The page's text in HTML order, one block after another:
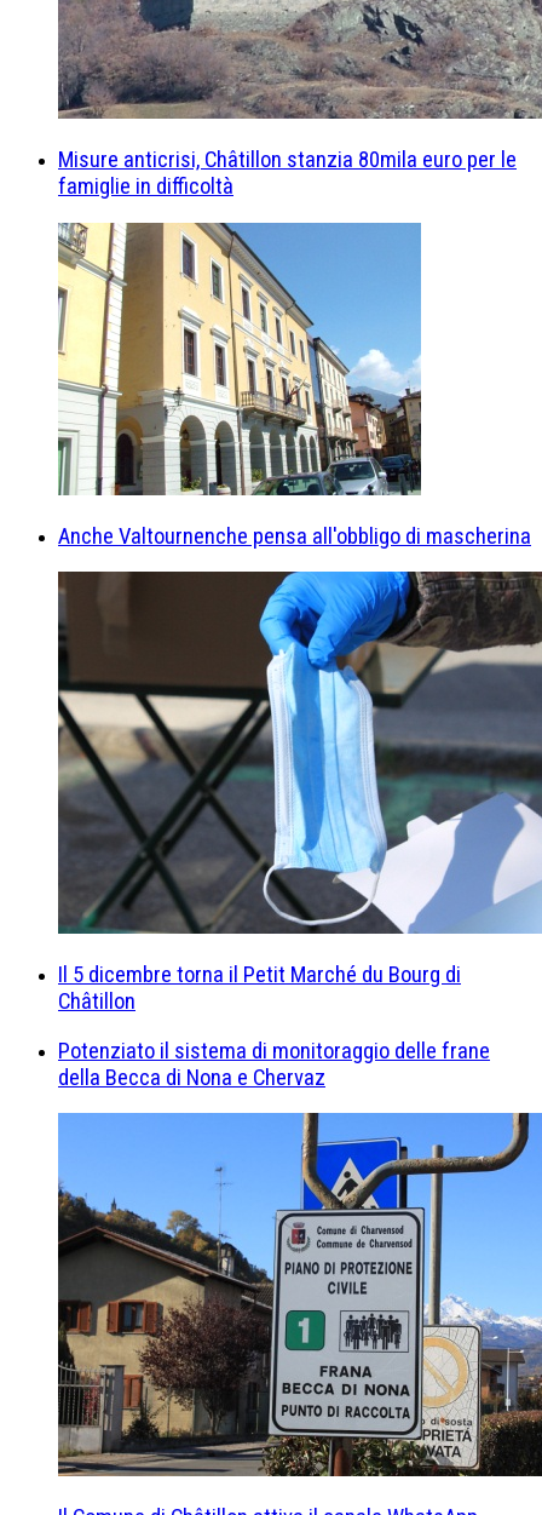
Misure anticrisi, Châtillon stanzia 80mila euro per le
famiglie in difficoltà
Anche Valtournenche pensa all'obbligo di mascherina
Il 5 dicembre torna il Petit Marché du Bourg di
Châtillon
Potenziato il sistema di monitoraggio delle frane
della Becca di Nona e Chervaz